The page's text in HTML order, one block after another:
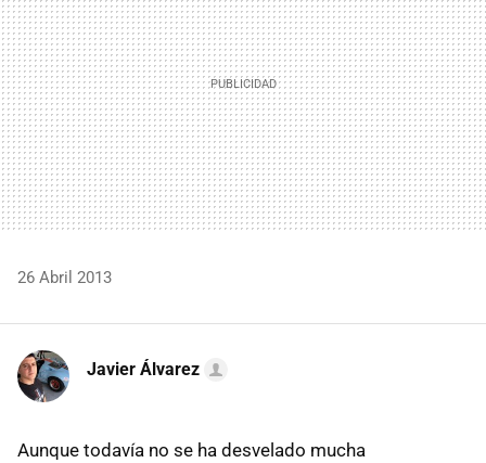
26 Abril 2013
Javier Álvarez
Aunque todavía no se ha desvelado mucha